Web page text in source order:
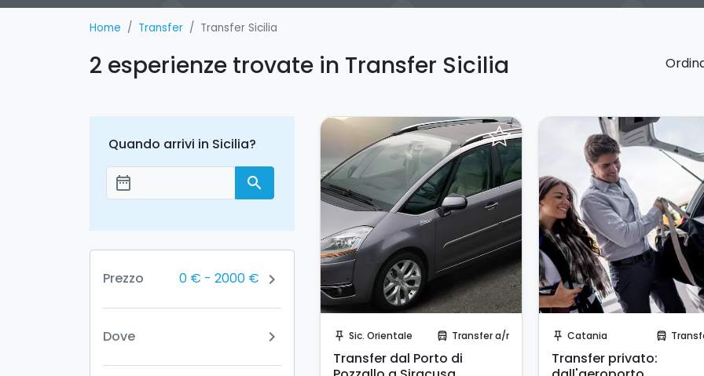
Home Transfer Transfer Sicilia
2 esperienze trovate in Transfer Sicilia
Quando arrivi in Sicilia?
Aggiungi le date
date_range search
Prezzo 0 € - 2000 € chevron_right
Dove chevron_right push_pin Sic. Orientale directions_bus_filled Transfer a/r
Transfer dal Porto di
push_pin Catania directions_bus_filled
Transfer privato: